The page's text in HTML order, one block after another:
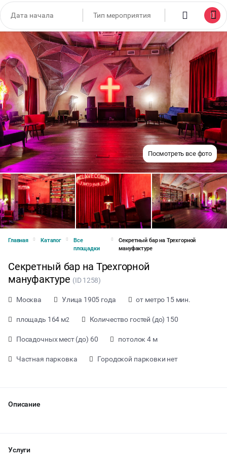
Посмотреть все фото
Главная Каталог
Все
площадки
Секретный бар на Трехгорной
мануфактуре
Секретный бар на Трехгорной
мануфактуре (ID 1258)
Москва Улица 1905 года от метро 15 мин.
площадь 164 м2 Количество гостей (до) 150
Посадочных мест (до) 60 потолок 4 м
Частная парковка Городской парковки нет
Описание
Услуги
Тип мероприятия